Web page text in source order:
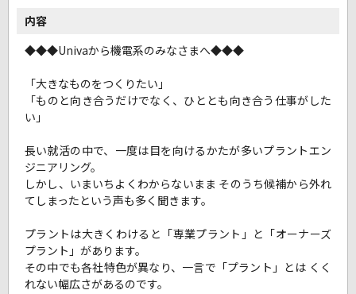
内容
◆◆◆Univaから機電系のみなさまへ◆◆◆
「大きなものをつくりたい」
「ものと向き合うだけでなく、ひととも向き合う仕事がした
い」
長い就活の中で、一度は目を向けるかたが多いプラントエン
ジニアリング。
しかし、いまいちよくわからないまま そのうち候補から外れ
てしまったという声も多く聞きます。
プラントは大きくわけると「専業プラント」と「オーナーズ
プラント」があります。
その中でも各社特色が異なり、一言で「プラント」とは くく
れない幅広さがあるのです。